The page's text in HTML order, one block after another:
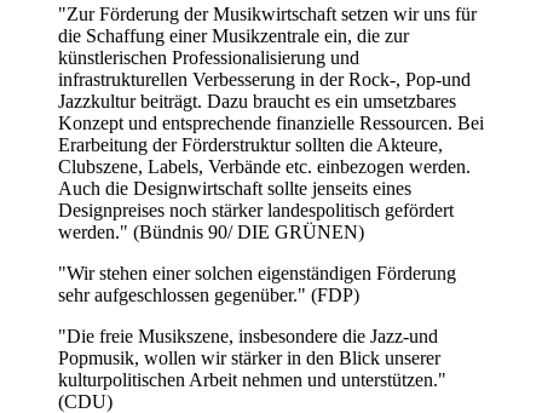
"Zur Förderung der Musikwirtschaft setzen wir uns für
die Schaffung einer Musikzentrale ein, die zur
künstlerischen Professionalisierung und
infrastrukturellen Verbesserung in der Rock-, Pop-und
Jazzkultur beiträgt. Dazu braucht es ein umsetzbares
Konzept und entsprechende finanzielle Ressourcen. Bei
Erarbeitung der Förderstruktur sollten die Akteure,
Clubszene, Labels, Verbände etc. einbezogen werden.
Auch die Designwirtschaft sollte jenseits eines
Designpreises noch stärker landespolitisch gefördert
werden." (Bündnis 90/ DIE GRÜNEN)
"Wir stehen einer solchen eigenständigen Förderung
sehr aufgeschlossen gegenüber." (FDP)
"Die freie Musikszene, insbesondere die Jazz-und
Popmusik, wollen wir stärker in den Blick unserer
kulturpolitischen Arbeit nehmen und unterstützen."
(CDU)